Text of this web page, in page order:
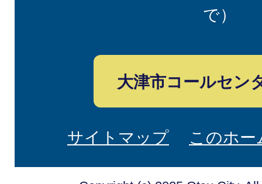
で）
大津市コールセン
サイトマップ このホ